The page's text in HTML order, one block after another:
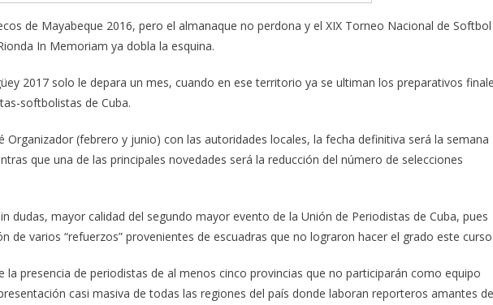
de Mayabeque 2016, pero el almanaque no perdona y el XIX Torneo Nacional de Softbol
In Memoriam ya dobla la esquina.
2017 solo le depara un mes, cuando en ese territorio ya se ultiman los preparativos
softbolistas de Cuba.
Organizador (febrero y junio) con las autoridades locales, la fecha definitiva será la semana
que una de las principales novedades será la reducción del número de selecciones
dudas, mayor calidad del segundo mayor evento de la Unión de Periodistas de Cuba, pues
de varios “refuerzos” provenientes de escuadras que no lograron hacer el grado este
la presencia de periodistas de al menos cinco provincias que no participarán como equipo
casi masiva de todas las regiones del país donde laboran reporteros amantes de